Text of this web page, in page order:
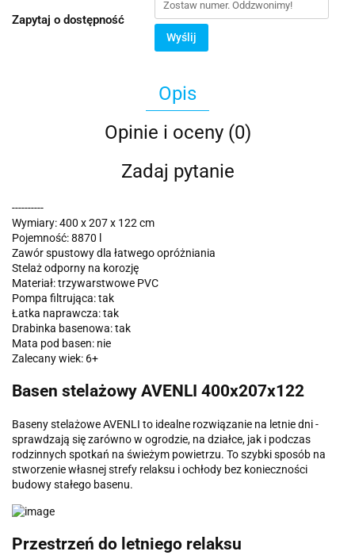
Zapytaj o dostępność
Wyślij
Opis
Opinie i oceny (0)
Zadaj pytanie
----------
Wymiary: 400 x 207 x 122 cm
Pojemność: 8870 l
Zawór spustowy dla łatwego opróżniania
Stelaż odporny na korozję
Materiał: trzywarstwowe PVC
Pompa filtrująca: tak
Łatka naprawcza: tak
Drabinka basenowa: tak
Mata pod basen: nie
Zalecany wiek: 6+
Basen stelażowy AVENLI 400x207x122
Baseny stelażowe AVENLI to idealne rozwiązanie na letnie dni -
sprawdzają się zarówno w ogrodzie, na działce, jak i podczas
rodzinnych spotkań na świeżym powietrzu. To szybki sposób na
stworzenie własnej strefy relaksu i ochłody bez konieczności
budowy stałego basenu.
Przestrzeń do letniego relaksu